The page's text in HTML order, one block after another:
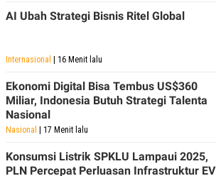
AI Ubah Strategi Bisnis Ritel Global
Internasional | 16 Menit lalu
Ekonomi Digital Bisa Tembus US$360
Miliar, Indonesia Butuh Strategi Talenta
Nasional
Nasional | 17 Menit lalu
Konsumsi Listrik SPKLU Lampaui 2025,
PLN Percepat Perluasan Infrastruktur EV